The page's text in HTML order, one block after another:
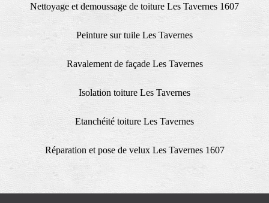
Nettoyage et demoussage de toiture Les Tavernes 1607
Peinture sur tuile Les Tavernes
Ravalement de façade Les Tavernes
Isolation toiture Les Tavernes
Etanchéité toiture Les Tavernes
Réparation et pose de velux Les Tavernes 1607